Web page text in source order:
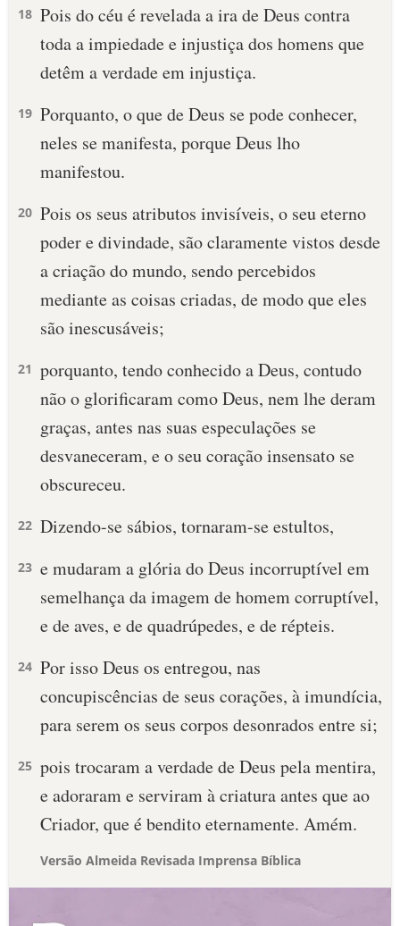
18 Pois do céu é revelada a ira de Deus contra
toda a impiedade e injustiça dos homens que
detêm a verdade em injustiça.
19 Porquanto, o que de Deus se pode conhecer,
neles se manifesta, porque Deus lho
manifestou.
20 Pois os seus atributos invisíveis, o seu eterno
poder e divindade, são claramente vistos desde
a criação do mundo, sendo percebidos
mediante as coisas criadas, de modo que eles
são inescusáveis;
21 porquanto, tendo conhecido a Deus, contudo
não o glorificaram como Deus, nem lhe deram
graças, antes nas suas especulações se
desvaneceram, e o seu coração insensato se
obscureceu.
22 Dizendo-se sábios, tornaram-se estultos,
23 e mudaram a glória do Deus incorruptível em
semelhança da imagem de homem corruptível,
e de aves, e de quadrúpedes, e de répteis.
24 Por isso Deus os entregou, nas
concupiscências de seus corações, à imundícia,
para serem os seus corpos desonrados entre si;
25 pois trocaram a verdade de Deus pela mentira,
e adoraram e serviram à criatura antes que ao
Criador, que é bendito eternamente. Amém.
Versão Almeida Revisada Imprensa Bíblica